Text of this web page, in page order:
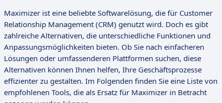
Maximizer ist eine beliebte Softwarelösung, die für Customer
Relationship Management (CRM) genutzt wird. Doch es gibt
zahlreiche Alternativen, die unterschiedliche Funktionen und
Anpassungsmöglichkeiten bieten. Ob Sie nach einfacheren
Lösungen oder umfassenderen Plattformen suchen, diese
Alternativen können Ihnen helfen, Ihre Geschäftsprozesse
effizienter zu gestalten. Im Folgenden finden Sie eine Liste von
empfohlenen Tools, die als Ersatz für Maximizer in Betracht